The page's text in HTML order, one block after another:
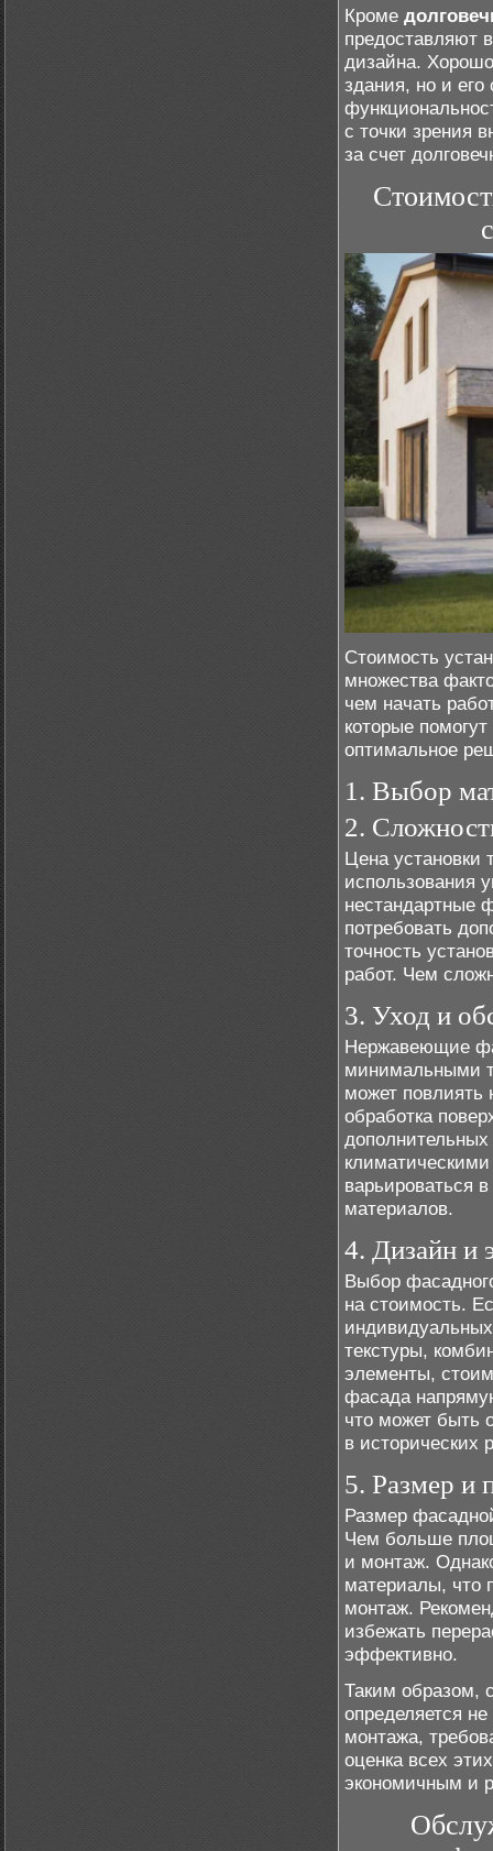
Кроме
предоставляют
дизайна.
здания, но и его
с точки зрения
за счет
Стоимость
множества
чем начать
которые
оптимальное
1. Выбор
2.
Цена установки
использования
нестандартные
потребовать
точность
работ. Чем
3. Уход и
Нержавеющие
минимальными
может повлиять
обработка
варьироваться
материалов.
4. Дизайн и
Выбор
на стоимость.
текстуры,
элементы,
фасада
что может быть
в исторических
5. Размер и
Размер
Чем больше
и монтаж.
материалы, что
монтаж.
избежать
эффективно.
Таким образом,
определяется
монтажа,
оценка всех
экономичным и